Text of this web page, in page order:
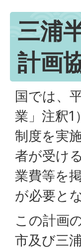
三浦
計画
国では、
業」注釈1
制度を実
者が受け
業費等を
が必要と
この計画
市及び三